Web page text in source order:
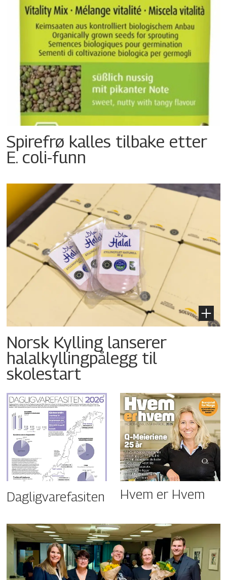
Spirefrø kalles tilbake etter
E. coli-funn
Norsk Kylling lanserer
halalkyllingpålegg til
skolestart
Dagligvarefasiten Hvem er Hvem